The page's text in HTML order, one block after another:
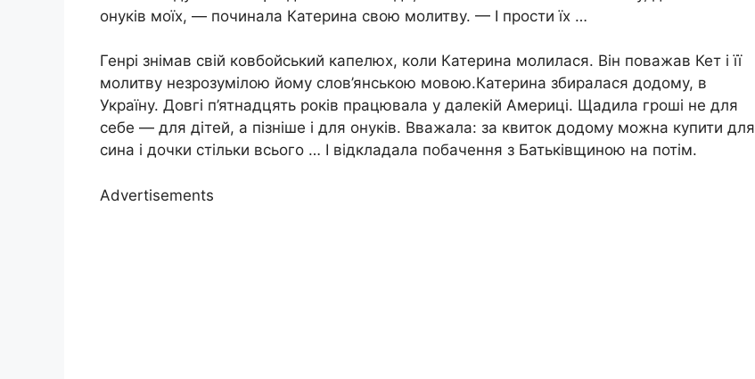
онуків моїх, — починала Катерина свою молитву. — І прости їх …
Генрі знімав свій ковбойський капелюх, коли Катерина молилася. Він поважав Кет і її
молитву незрозумілою йому слов’янською мовою.Катерина збиралася додому, в
Україну. Довгі п’ятнадцять років працювала y далекій Америці. Щадила гроші не для
себе — для дітей, а пізніше і для онуків. Вважала: за квиток додому можна купити для
сина і дочки стільки всього … І відкладала побачення з Батьківщиною на потім.
Advertisements